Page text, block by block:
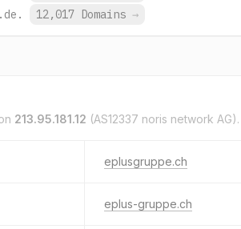
12,017 Domains →
213.95.181.12 (AS12337 noris network AG).
eplusgruppe.ch
eplus-gruppe.ch